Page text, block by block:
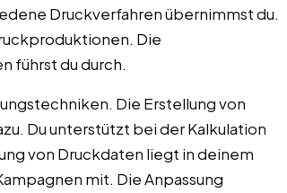
Druckverfahren übernimmst du.
Die
führst du durch.
Die Erstellung von
Du unterstützt bei der Kalkulation
von Druckdaten liegt in deinem
mit. Die Anpassung